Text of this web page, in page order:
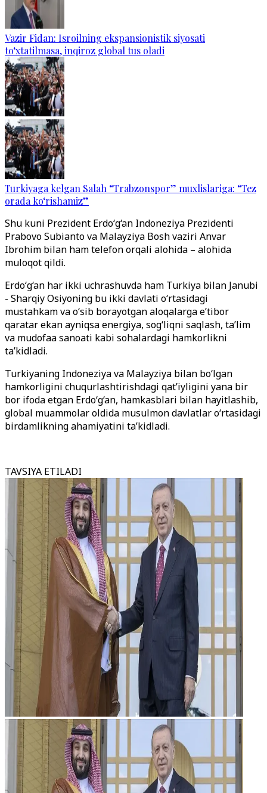
Vazir Fidan: Isroilning ekspansionistik siyosati
to‘xtatilmasa, inqiroz global tus oladi
Turkiyaga kelgan Salah “Trabzonspor” muxlislariga: “Tez
orada ko‘rishamiz”
Shu kuni Prezident Erdo‘g‘an Indoneziya Prezidenti
Prabovo Subianto va Malayziya Bosh vaziri Anvar
Ibrohim bilan ham telefon orqali alohida – alohida
muloqot qildi.
Erdo‘g‘an har ikki uchrashuvda ham Turkiya bilan Janubi
- Sharqiy Osiyoning bu ikki davlati o‘rtasidagi
mustahkam va o‘sib borayotgan aloqalarga e’tibor
qaratar ekan ayniqsa energiya, sog‘liqni saqlash, ta’lim
va mudofaa sanoati kabi sohalardagi hamkorlikni
ta’kidladi.
Turkiyaning Indoneziya va Malayziya bilan bo‘lgan
hamkorligini chuqurlashtirishdagi qat’iyligini yana bir
bor ifoda etgan Erdo‘g‘an, hamkasblari bilan hayitlashib,
global muammolar oldida musulmon davlatlar o‘rtasidagi
birdamlikning ahamiyatini ta’kidladi.
TAVSIYA ETILADI